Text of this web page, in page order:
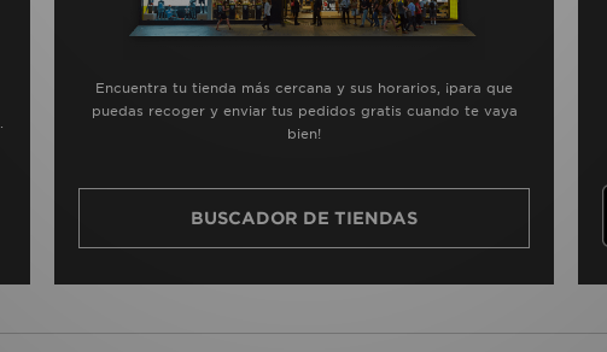
Encuentra tu tienda más cercana y sus horarios, ¡para que
puedas recoger y enviar tus pedidos gratis cuando te vaya
bien!
BUSCADOR DE TIENDAS